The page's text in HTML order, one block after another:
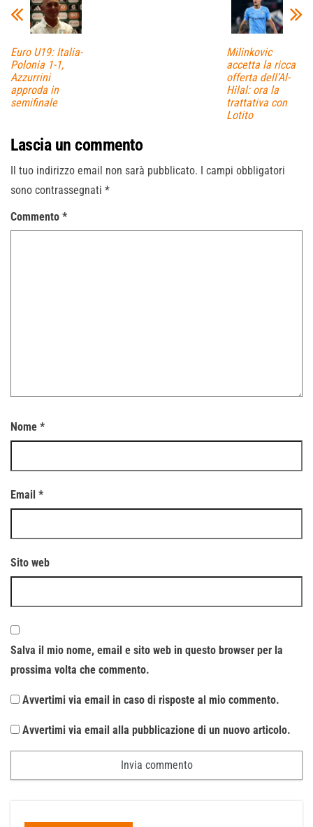
Euro U19: Italia-
Polonia 1-1,
Azzurrini
approda in
semifinale
Milinkovic
accetta la ricca
offerta dell’Al-
Hilal: ora la
trattativa con
Lotito
Lascia un commento
Il tuo indirizzo email non sarà pubblicato. I campi obbligatori
sono contrassegnati *
Commento *
Nome *
Email *
Sito web
Salva il mio nome, email e sito web in questo browser per la
prossima volta che commento.
Avvertimi via email in caso di risposte al mio commento.
Avvertimi via email alla pubblicazione di un nuovo articolo.